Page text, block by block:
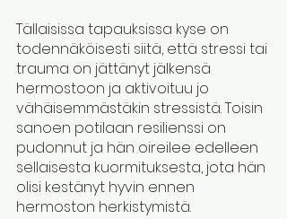
Tällaisissa tapauksissa kyse on
todennäköisesti siitä, että stressi tai
trauma on jättänyt jälkensä
hermostoon ja aktivoituu jo
vähäisemmästäkin stressistä. Toisin
sanoen potilaan resilienssi on
pudonnut ja hän oireilee edelleen
sellaisesta kuormituksesta, jota hän
olisi kestänyt hyvin ennen
hermoston herkistymistä.